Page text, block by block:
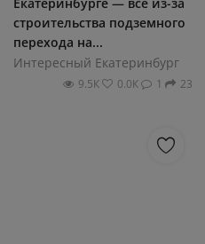
строительства подземного
перехода на...
Интересный Екатеринбург
9.5К 0.0К 1 23